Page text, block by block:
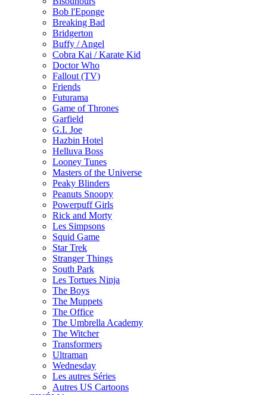
Bob l'Eponge
Breaking Bad
Bridgerton
Buffy / Angel
Cobra Kai / Karate Kid
Doctor Who
Fallout (TV)
Friends
Futurama
Game of Thrones
Garfield
G.I. Joe
Hazbin Hotel
Helluva Boss
Looney Tunes
Masters of the Universe
Peaky Blinders
Peanuts Snoopy
Powerpuff Girls
Rick and Morty
Les Simpsons
Squid Game
Star Trek
Stranger Things
South Park
Les Tortues Ninja
The Boys
The Muppets
The Office
The Umbrella Academy
The Witcher
Transformers
Ultraman
Wednesday
Les autres Séries
Autres US Cartoons